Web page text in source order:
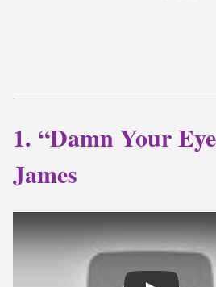
1. “Damn Your
James